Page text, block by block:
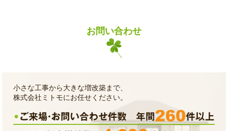
お問い合わせ
小さな工事から大きな増改築まで、
株式会社ミトモにお任せください。